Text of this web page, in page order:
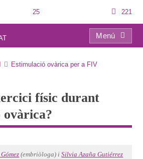
25 221
Menú
Estimulació ovàrica per a FIV
físic durant
ovàrica?
(embriòloga) iSilvia Azaña Gutiérrez